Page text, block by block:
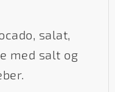
salat,
med salt og